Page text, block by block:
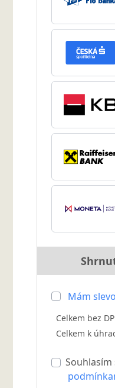
Mám
Celkem bez
Celkem k
Souhlasím